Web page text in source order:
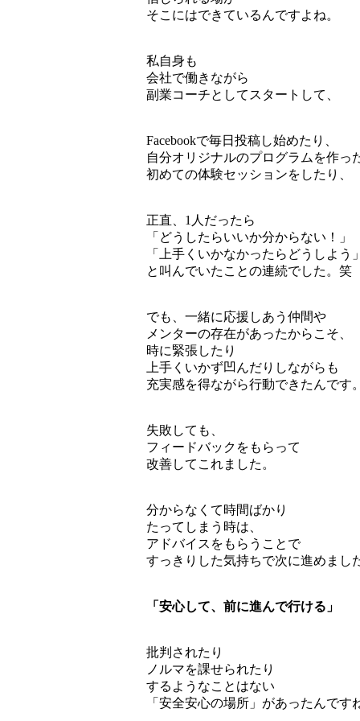
そこにはできているんですよね。
私自身も
会社で働きながら
副業コーチとしてスタートして、
Facebookで毎日投稿し始めたり、
自分オリジナルのプログラムを作っ
初めての体験セッションをしたり、
正直、1人だったら
「どうしたらいいか分からない！」
「上手くいかなかったらどうしよう」
と叫んでいたことの連続でした。笑
でも、一緒に応援しあう仲間や
メンターの存在があったからこそ、
時に緊張したり
上手くいかず凹んだりしながらも
充実感を得ながら行動できたんです。
失敗しても、
フィードバックをもらって
改善してこれました。
分からなくて時間ばかり
たってしまう時は、
アドバイスをもらうことで
すっきりした気持ちで次に進めまし
「安心して、前に進んで行ける」
批判されたり
ノルマを課せられたり
するようなことはない
「安全安心の場所」があったんです